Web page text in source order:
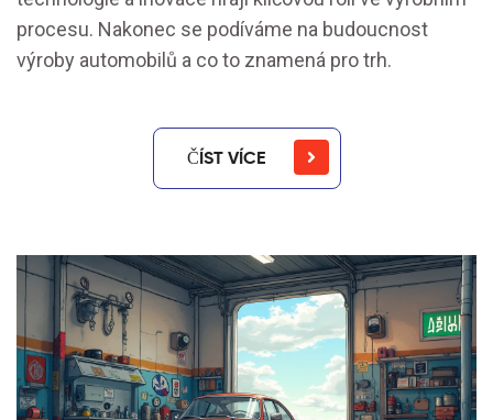
procesu. Nakonec se podíváme na budoucnost
výroby automobilů a co to znamená pro trh.
ČÍST VÍCE